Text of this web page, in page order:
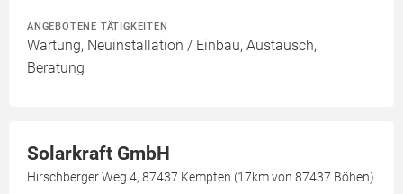
ANGEBOTENE TÄTIGKEITEN
Wartung, Neuinstallation / Einbau, Austausch,
Beratung
Solarkraft GmbH
Hirschberger Weg 4, 87437 Kempten (17km von 87437 Böhen)